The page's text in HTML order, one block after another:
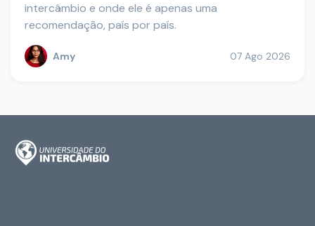
intercâmbio e onde ele é apenas uma
recomendação, país por país.
Amy 07 Ago 2026